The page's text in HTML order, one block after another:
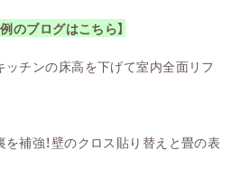
のブログはこちら】
チンの床高を下げて室内全面リフ
補強！壁のクロス貼り替えと畳の表